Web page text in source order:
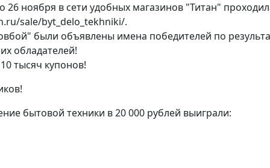
26 ноября в сети удобных магазинов "Титан"
sale/byt_delo_tekhniki/.
были объявлены имена победителей по
обладателей!
тысяч купонов!
бытовой техники в 20 000 рублей выиграли: